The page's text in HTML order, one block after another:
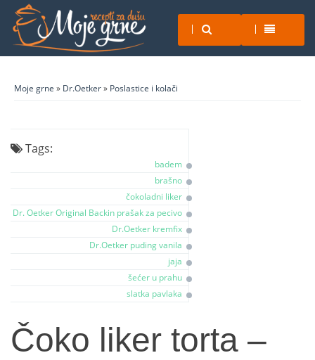
Moje grne » Dr.Oetker» Poslastice i kolači
Tags:
badem
brašno
čokoladni liker
Dr. Oetker Original Backin prašak za pecivo
Dr.Oetker kremfix
Dr.Oetker puding vanila
jaja
šećer u prahu
slatka pavlaka
Čoko liker torta –